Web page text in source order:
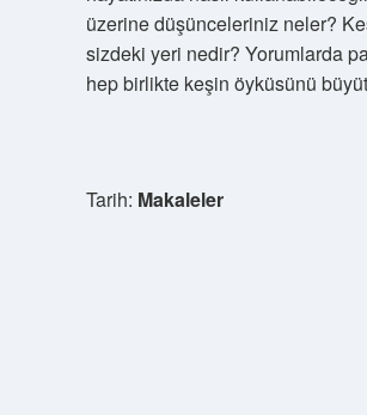
üzerine düşünceleriniz neler?
sizdeki yeri nedir? Yorumlarda
hep birlikte keşin öyküsünü
Tarih: Makaleler